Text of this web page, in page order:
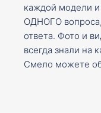
каждой модели
ОДНОГО
ответа. Фото и
всегда знали на
Смело можете